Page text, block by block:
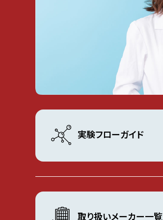
実験フローガイド
取り扱いメーカー一覧